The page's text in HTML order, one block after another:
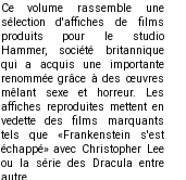
Ce volume rassemble une
sélection d'affiches de films
produits pour le studio
Hammer, société britannique
qui a acquis une importante
renommée grâce à des œuvres
mêlant sexe et horreur. Les
affiches reproduites mettent en
vedette des films marquants
tels que «Frankenstein s'est
échappé» avec Christopher Lee
ou la série des Dracula entre